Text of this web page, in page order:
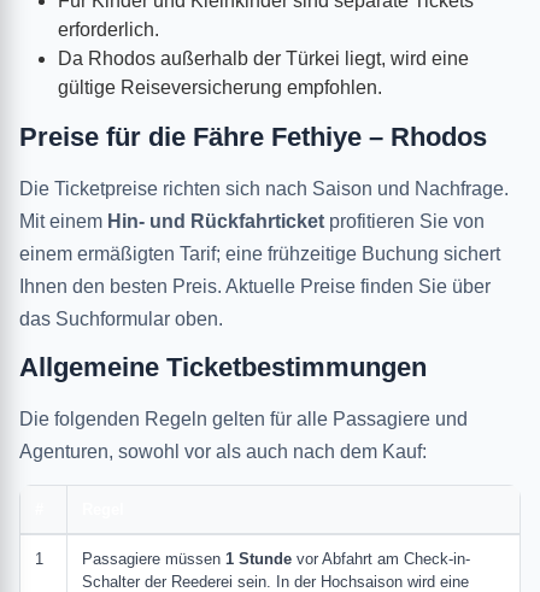
erforderlich.
Da Rhodos außerhalb der Türkei liegt, wird eine
gültige Reiseversicherung empfohlen.
Preise für die Fähre Fethiye – Rhodos
Die Ticketpreise richten sich nach Saison und Nachfrage.
Mit einem Hin- und Rückfahrticket profitieren Sie von
einem ermäßigten Tarif; eine frühzeitige Buchung sichert
Ihnen den besten Preis. Aktuelle Preise finden Sie über
das Suchformular oben.
Allgemeine Ticketbestimmungen
Die folgenden Regeln gelten für alle Passagiere und
Agenturen, sowohl vor als auch nach dem Kauf:
1 Passagiere müssen 1 Stunde vor Abfahrt am Check-in-
Schalter der Reederei sein. In der Hochsaison wird eine